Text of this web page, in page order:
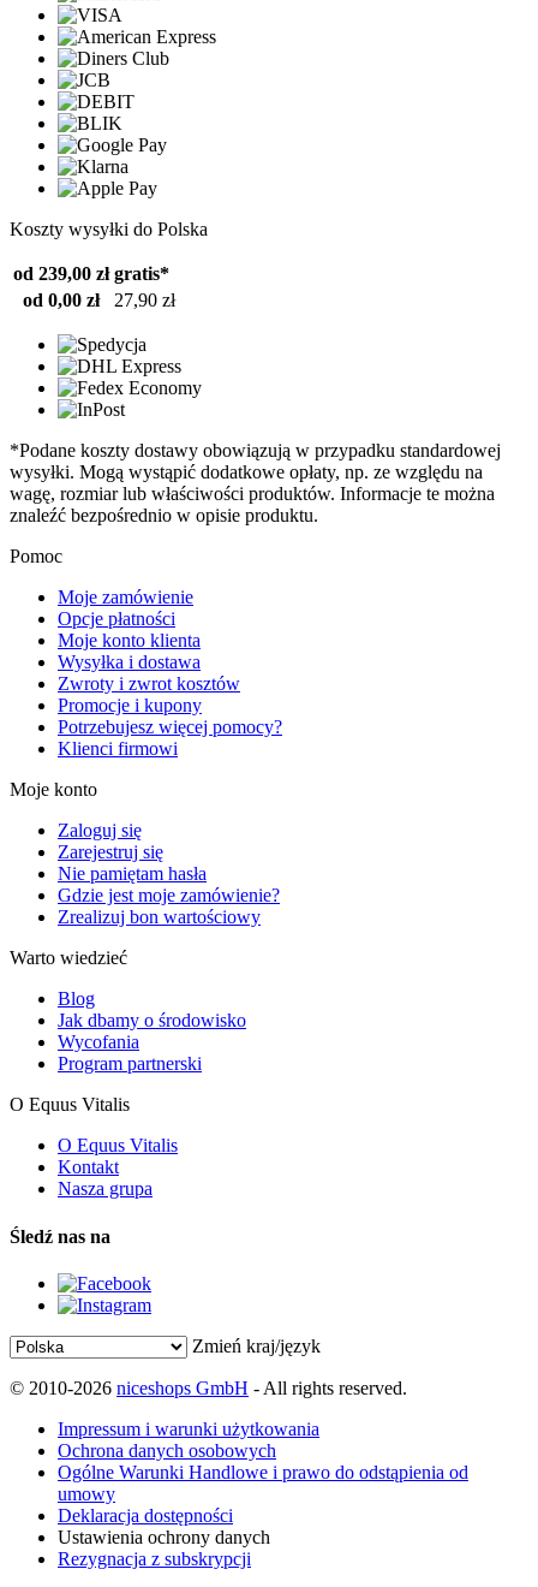
Koszty wysyłki do Polska
od 239,00 zł gratis*
od 0,00 zł
27,90 zł
*Podane koszty dostawy obowiązują w przypadku standardowej
wysyłki. Mogą wystąpić dodatkowe opłaty, np. ze względu na
wagę, rozmiar lub właściwości produktów. Informacje te można
znaleźć bezpośrednio w opisie produktu.
Pomoc
Moje zamówienie
Opcje płatności
Moje konto klienta
Wysyłka i dostawa
Zwroty i zwrot kosztów
Promocje i kupony
Potrzebujesz więcej pomocy?
Klienci firmowi
Moje konto
Zaloguj się
Zarejestruj się
Nie pamiętam hasła
Gdzie jest moje zamówienie?
Zrealizuj bon wartościowy
Warto wiedzieć
Blog
Jak dbamy o środowisko
Wycofania
Program partnerski
O Equus Vitalis
O Equus Vitalis
Kontakt
Nasza grupa
Śledź nas na
Zmień kraj/język
© 2010-2026 niceshops GmbH - All rights reserved.
Impressum i warunki użytkowania
Ochrona danych osobowych
Ogólne Warunki Handlowe i prawo do odstąpienia od
umowy
Deklaracja dostępności
Ustawienia ochrony danych
Rezygnacja z subskrypcji